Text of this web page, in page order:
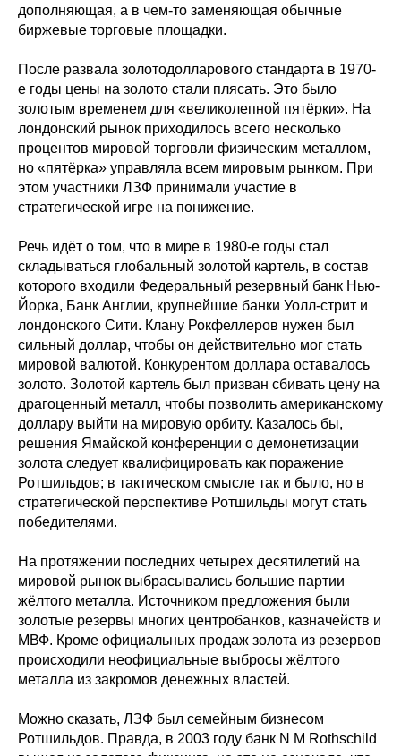
дополняющая, а в чем-то заменяющая обычные
биржевые торговые площадки.
После развала золотодолларового стандарта в 1970-
е годы цены на золото стали плясать. Это было
золотым временем для «великолепной пятёрки». На
лондонский рынок приходилось всего несколько
процентов мировой торговли физическим металлом,
но «пятёрка» управляла всем мировым рынком. При
этом участники ЛЗФ принимали участие в
стратегической игре на понижение.
Речь идёт о том, что в мире в 1980-е годы стал
складываться глобальный золотой картель, в состав
которого входили Федеральный резервный банк Нью-
Йорка, Банк Англии, крупнейшие банки Уолл-стрит и
лондонского Сити. Клану Рокфеллеров нужен был
сильный доллар, чтобы он действительно мог стать
мировой валютой. Конкурентом доллара оставалось
золото. Золотой картель был призван сбивать цену на
драгоценный металл, чтобы позволить американскому
доллару выйти на мировую орбиту. Казалось бы,
решения Ямайской конференции о демонетизации
золота следует квалифицировать как поражение
Ротшильдов; в тактическом смысле так и было, но в
стратегической перспективе Ротшильды могут стать
победителями.
На протяжении последних четырех десятилетий на
мировой рынок выбрасывались большие партии
жёлтого металла. Источником предложения были
золотые резервы многих центробанков, казначейств и
МВФ. Кроме официальных продаж золота из резервов
происходили неофициальные выбросы жёлтого
металла из закромов денежных властей.
Можно сказать, ЛЗФ был семейным бизнесом
Ротшильдов. Правда, в 2003 году банк N M Rothschild